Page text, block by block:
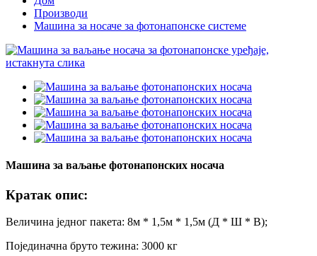
Производи
Машина за носаче за фотонапонске системе
Машина за ваљање фотонапонских носача
Кратак опис:
Величина једног пакета: 8м * 1,5м * 1,5м (Д * Ш * В);
Појединачна бруто тежина: 3000 кг